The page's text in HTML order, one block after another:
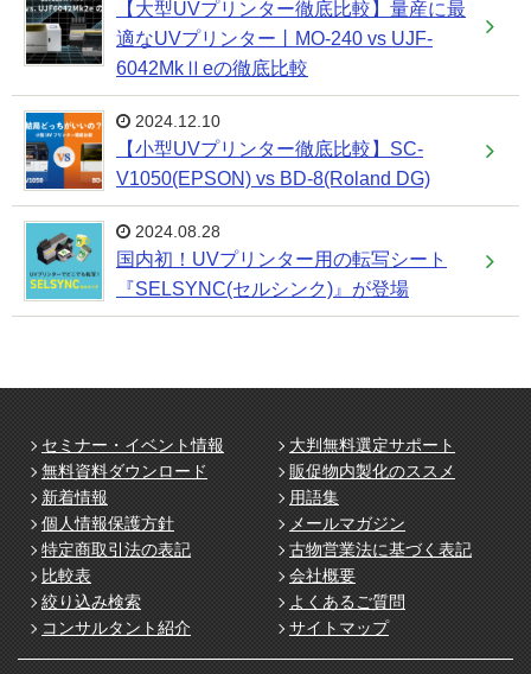
【大型UVプリンター徹底比較】量産に最
適なUVプリンター丨MO-240 vs UJF-
6042MkⅡeの徹底比較
2024.12.10
【小型UVプリンター徹底比較】SC-
V1050(EPSON) vs BD-8(Roland DG)
2024.08.28
国内初！UVプリンター用の転写シート
『SELSYNC(セルシンク)』が登場
セミナー・イベント情報
大判無料選定サポート
無料資料ダウンロード
販促物内製化のススメ
新着情報
用語集
個人情報保護方針
メールマガジン
特定商取引法の表記
古物営業法に基づく表記
比較表
会社概要
絞り込み検索
よくあるご質問
コンサルタント紹介
サイトマップ